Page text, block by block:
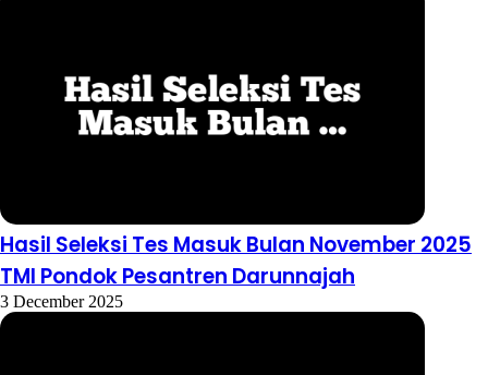
Hasil Seleksi Tes Masuk Bulan November 2025
TMI Pondok Pesantren Darunnajah
3 December 2025